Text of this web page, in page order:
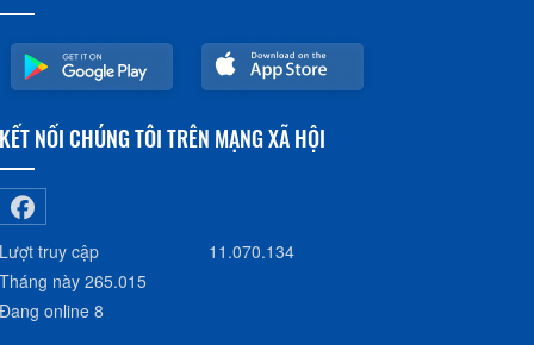
NỐI CHÚNG TÔI TRÊN MẠNG XÃ HỘI
truy cập
11.070.134
này 265.015
online 8